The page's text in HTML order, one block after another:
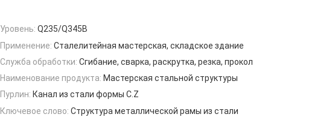
Уровень: Q235/Q345B
Применение: Сталелитейная мастерская, складское здание
Служба обработки: Сгибание, сварка, раскрутка, резка, прокол
Наименование продукта: Мастерская стальной структуры
Пурлин: Канал из стали формы C.Z
Ключевое слово: Структура металлической рамы из стали